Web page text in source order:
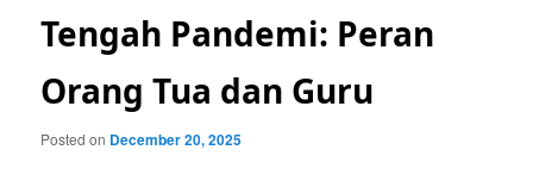
Tengah Pandemi: Peran
Orang Tua dan Guru
Posted on December 20, 2025